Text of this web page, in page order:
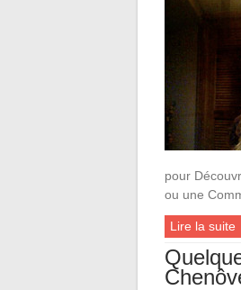
pour
ou une
Lire la suite